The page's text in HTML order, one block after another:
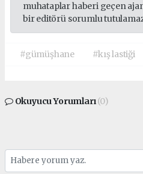
muhataplar haberi geçen
bir editörü sorumlu
#gümüşhane #kış lastiği
Okuyucu Yorumları(0)